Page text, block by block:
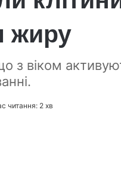
жиру
з віком
читання: 2 хв